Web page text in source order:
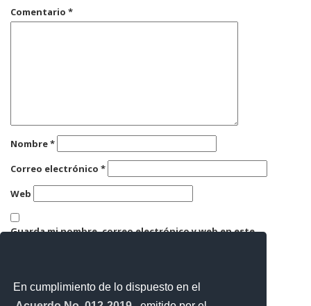
En cumplimiento de lo dispuesto en el
Comentario *
Nombre*
Correo electrónico *
Web
Guarda mi nombre, correo electrónico y web en este